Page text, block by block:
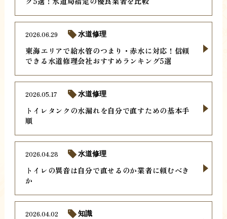
東海エリアで給水管のつまり・赤水に対応！信頼
できる水道修理会社おすすめランキング5選
2026.06.29 水道修理
トイレタンクの水漏れを自分で直すための基本手
順
2026.05.17 水道修理
トイレの異音は自分で直せるのか業者に頼むべき
か
2026.04.28 水道修理
2026.04.02 知識